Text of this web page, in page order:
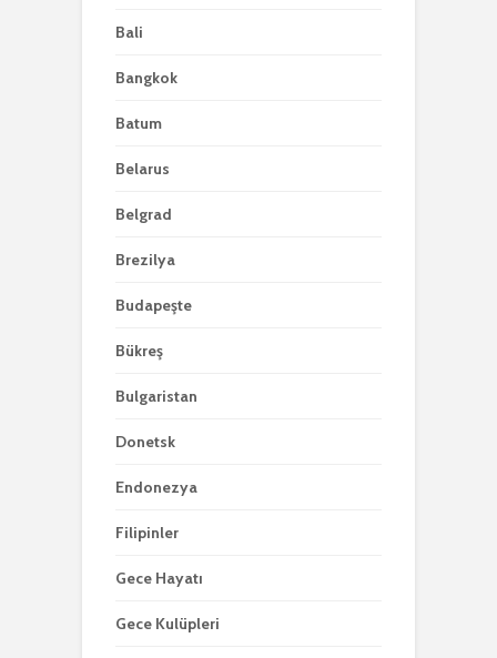
Bali
Bangkok
Batum
Belarus
Belgrad
Brezilya
Budapeşte
Bükreş
Bulgaristan
Donetsk
Endonezya
Filipinler
Gece Hayatı
Gece Kulüpleri